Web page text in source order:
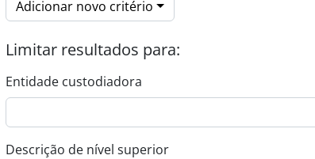
Adicionar novo critério
Limitar resultados para:
Entidade custodiadora
Descrição de nível superior